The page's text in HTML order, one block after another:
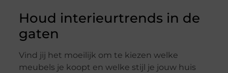
Houd interieurtrends in de
gaten
Vind jij het moeilijk om te kiezen welke
meubels je koopt en welke stijl je jouw huis